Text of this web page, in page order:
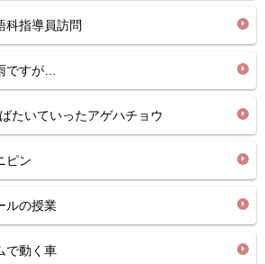
指導員訪問
すが…
たいていったアゲハチョウ
ピン
の授業
動く車